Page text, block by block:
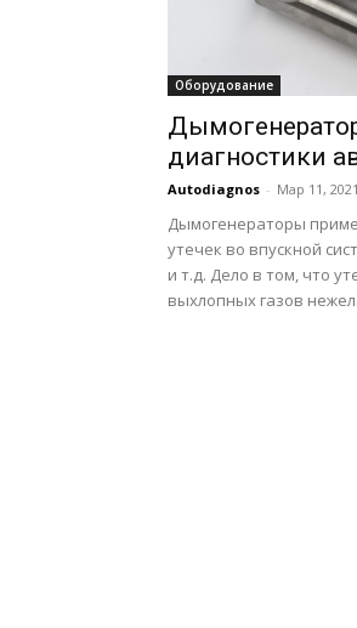
Оборудование
диагностики
Autodiagnos - Мар 11, 2021
Дымогенераторы
утечек во впускной
и т.д. Дело в том, что
выхлопных газов